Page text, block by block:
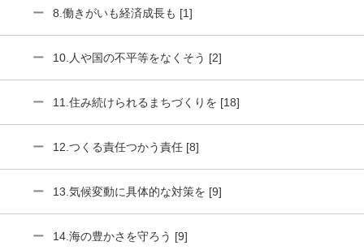
8.働きがいも経済成長も [1]
10.人や国の不平等をなくそう [2]
11.住み続けられるまちづくりを [18]
12.つくる責任つかう責任 [8]
13.気候変動に具体的な対策を [9]
14.海の豊かさを守ろう [9]